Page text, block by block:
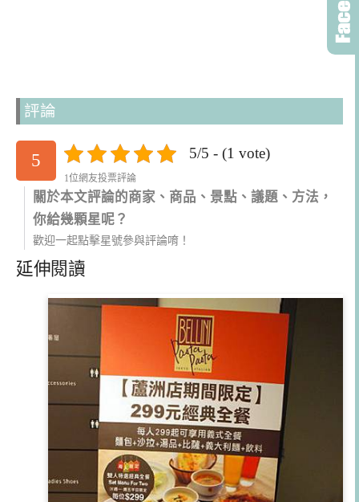
評論
5 5/5 - (1 vote)
1位網友投票評論
關於本文評論的商家、商品、景點、議題、方法，
你給幾顆星呢？
歡迎一起點擊星號參與評論唷！
延伸閱讀